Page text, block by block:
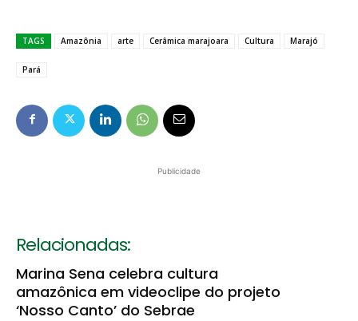
TAGS Amazônia arte Cerâmica marajoara Cultura Marajó
Pará
Publicidade
Relacionadas:
Marina Sena celebra cultura
amazônica em videoclipe do projeto
‘Nosso Canto’ do Sebrae